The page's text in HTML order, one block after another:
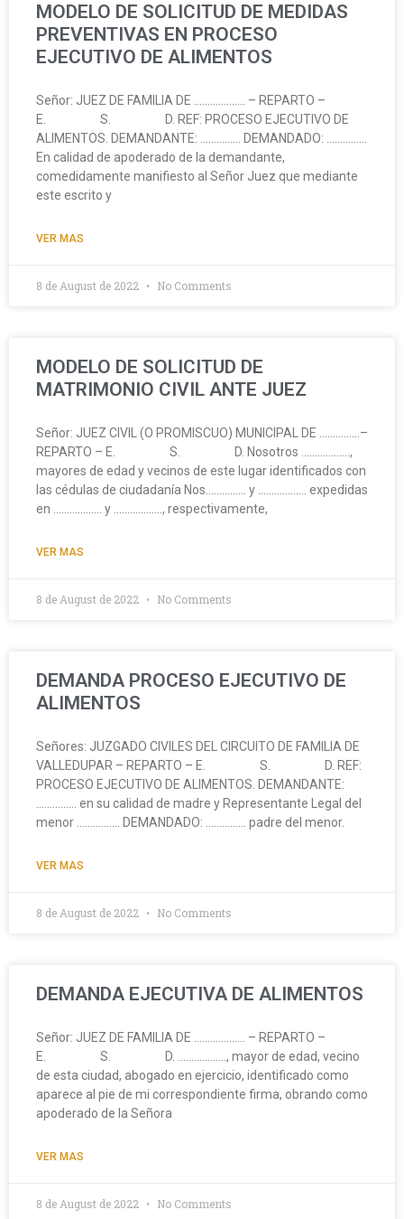
MODELO DE SOLICITUD DE MEDIDAS
PREVENTIVAS EN PROCESO
EJECUTIVO DE ALIMENTOS
Señor: JUEZ DE FAMILIA DE ………………. – REPARTO –
E. S. D. REF: PROCESO EJECUTIVO DE
ALIMENTOS. DEMANDANTE: …………… DEMANDADO: ……………
En calidad de apoderado de la demandante,
comedidamente manifiesto al Señor Juez que mediante
este escrito y
VER MAS
8 de August de 2022 No Comments
MODELO DE SOLICITUD DE
MATRIMONIO CIVIL ANTE JUEZ
Señor: JUEZ CIVIL (O PROMISCUO) MUNICIPAL DE ……………–
REPARTO – E. S. D. Nosotros ………………,
mayores de edad y vecinos de este lugar identificados con
las cédulas de ciudadanía Nos…………… y ……………… expedidas
en ……………… y ………………, respectivamente,
VER MAS
8 de August de 2022 No Comments
DEMANDA PROCESO EJECUTIVO DE
ALIMENTOS
Señores: JUZGADO CIVILES DEL CIRCUITO DE FAMILIA DE
VALLEDUPAR – REPARTO – E. S. D. REF:
PROCESO EJECUTIVO DE ALIMENTOS. DEMANDANTE:
…………… en su calidad de madre y Representante Legal del
menor ……………. DEMANDADO: …………… padre del menor.
VER MAS
8 de August de 2022 No Comments
DEMANDA EJECUTIVA DE ALIMENTOS
Señor: JUEZ DE FAMILIA DE ………………. – REPARTO –
E. S. D. ………………, mayor de edad, vecino
de esta ciudad, abogado en ejercicio, identificado como
aparece al pie de mi correspondiente firma, obrando como
apoderado de la Señora
VER MAS
8 de August de 2022 No Comments